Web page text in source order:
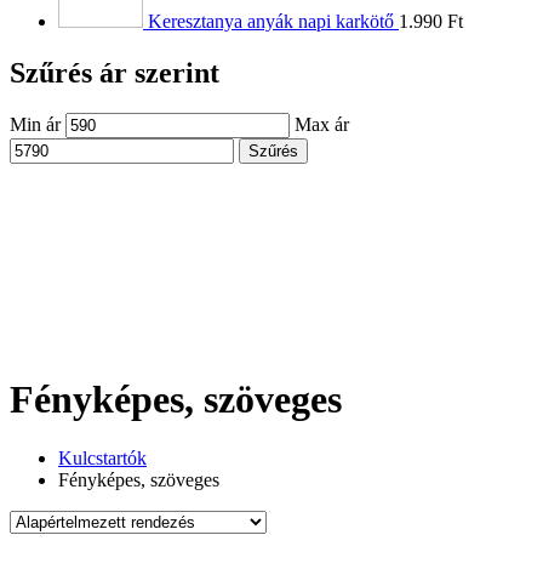
Keresztanya anyák napi karkötő 1.990 Ft
Szűrés ár szerint
Min ár Max ár
Szűrés
Fényképes, szöveges
Kulcstartók
Fényképes, szöveges